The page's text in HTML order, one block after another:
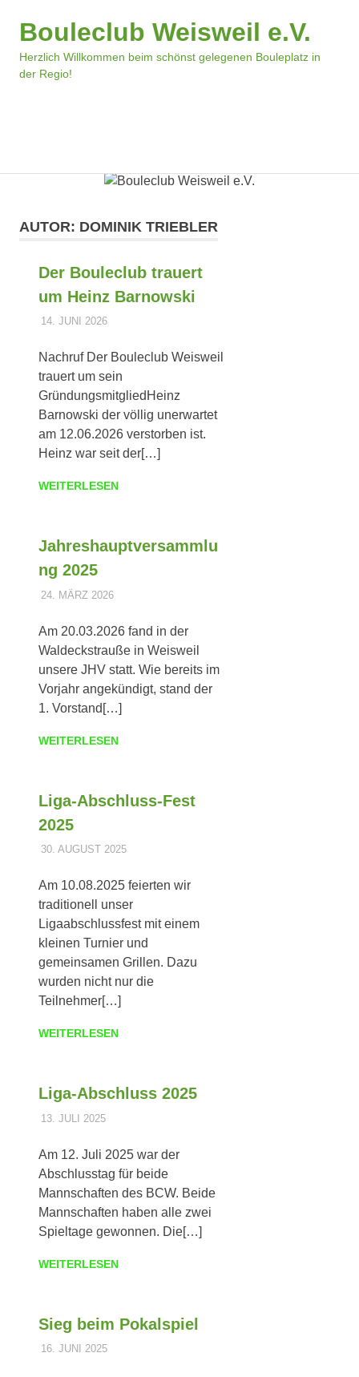
Bouleclub Weisweil e.V.
Herzlich Willkommen beim schönst gelegenen Bouleplatz in
der Regio!
AUTOR: DOMINIK TRIEBLER
Der Bouleclub trauert
um Heinz Barnowski
14. JUNI 2026DOMINIK TRIEBLER
ALLGEMEIN
Nachruf Der Bouleclub Weisweil
trauert um sein
GründungsmitgliedHeinz
Barnowski der völlig unerwartet
am 12.06.2026 verstorben ist.
Heinz war seit der[…]
WEITERLESEN
Jahreshauptversammlu
ng 2025
24. MÄRZ 2026DOMINIK TRIEBLER
ALLGEMEIN
Am 20.03.2026 fand in der
Waldeckstrauße in Weisweil
unsere JHV statt. Wie bereits im
Vorjahr angekündigt, stand der
1. Vorstand[…]
WEITERLESEN
Liga-Abschluss-Fest
2025
30. AUGUST 2025DOMINIK TRIEBLER
ALLGEMEIN
Am 10.08.2025 feierten wir
traditionell unser
Ligaabschlussfest mit einem
kleinen Turnier und
gemeinsamen Grillen. Dazu
wurden nicht nur die
Teilnehmer[…]
WEITERLESEN
Liga-Abschluss 2025
13. JULI 2025DOMINIK TRIEBLER
ALLGEMEIN
Am 12. Juli 2025 war der
Abschlusstag für beide
Mannschaften des BCW. Beide
Mannschaften haben alle zwei
Spieltage gewonnen. Die[…]
WEITERLESEN
Sieg beim Pokalspiel
16. JUNI 2025DOMINIK TRIEBLER
ALLGEMEIN